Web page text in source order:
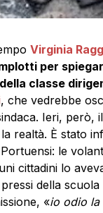
Virginia
per
classe
, che vedrebbe
Ieri, però,
realtà. È stato
le
cittadini lo
della
«io odio la